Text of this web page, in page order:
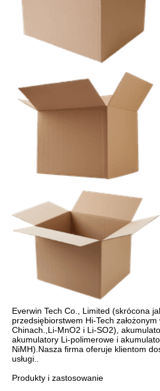
Everwin Tech Co., Limited (skrócona
przedsiębiorstwem Hi-Tech
Chinach.,Li-MnO2 i Li-SO2),
akumulatory Li-polimerowe i
NiMH).Nasza firma oferuje klientom
usługi..
Produkty i zastosowanie